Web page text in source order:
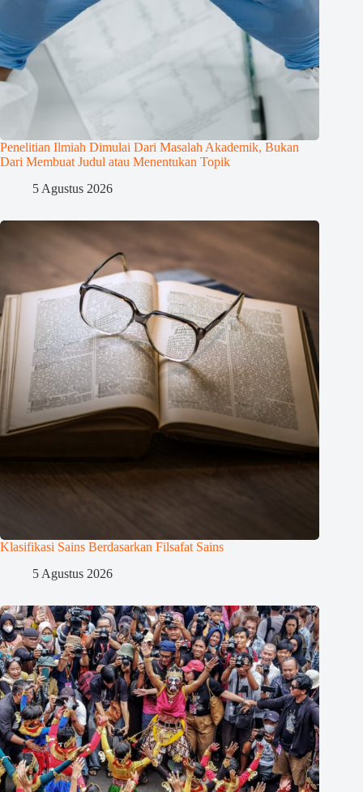
Penelitian Ilmiah Dimulai Dari Masalah Akademik, Bukan
Dari Membuat Judul atau Menentukan Topik
5 Agustus 2026
Klasifikasi Sains Berdasarkan Filsafat Sains
5 Agustus 2026